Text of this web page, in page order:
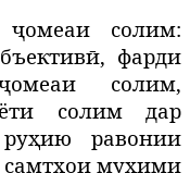
солим:
фарди
солим,
солим дар
равонии
самтҳои муҳими